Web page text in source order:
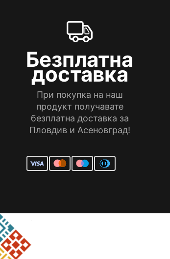
Безплатна
доставка
При покупка на наш
продукт получавате
безплатна доставка за
Пловдив и Асеновград!